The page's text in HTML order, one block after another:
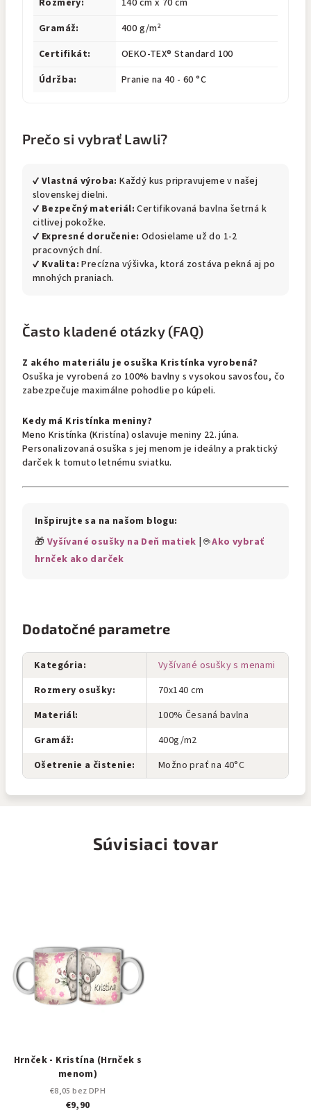
Rozmery:
140 cm x 70 cm
Gramáž:
400 g/m²
Certifikát:
OEKO-TEX® Standard 100
Údržba:
Pranie na 40 - 60 °C
Prečo si vybrať Lawli?
✔ Vlastná výroba: Každý kus pripravujeme v našej
slovenskej dielni.
✔ Bezpečný materiál: Certifikovaná bavlna šetrná k
citlivej pokožke.
✔ Expresné doručenie: Odosielame už do 1-2
pracovných dní.
✔ Kvalita: Precízna výšivka, ktorá zostáva pekná aj po
mnohých praniach.
Často kladené otázky (FAQ)
Z akého materiálu je osuška Kristínka vyrobená?
Osuška je vyrobená zo 100% bavlny s vysokou savosťou, čo
zabezpečuje maximálne pohodlie po kúpeli.
Kedy má Kristínka meniny?
Meno Kristínka (Kristína) oslavuje meniny 22. júna.
Personalizovaná osuška s jej menom je ideálny a praktický
darček k tomuto letnému sviatku.
Inšpirujte sa na našom blogu:
🎁 Vyšívané osušky na Deň matiek | ☕Ako vybrať
hrnček ako darček
Dodatočné parametre
Kategória:
Vyšívané osušky s menami
Rozmery osušky:
70x140 cm
Materiál:
100% Česaná bavlna
Gramáž:
400g/m2
Ošetrenie a čistenie: Možno prať na 40°C
Súvisiaci tovar
Hrnček - Kristína (Hrnček s
menom)
€8,05 bez DPH
€9,90